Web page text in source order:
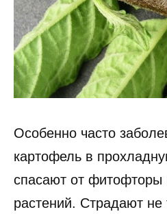
Особенно часто
картофель в
спасают от фитофторы
растений. Страдают не